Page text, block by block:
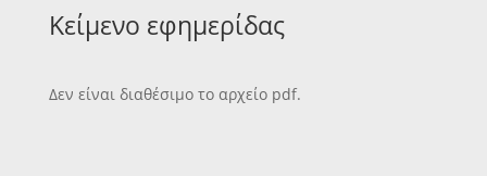
Κείμενο εφημερίδας
Δεν είναι διαθέσιμο το αρχείο pdf.